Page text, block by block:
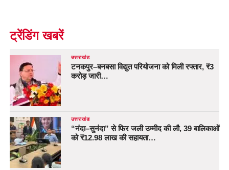
ट्रेंडिंग खबरें
उत्तराखंड
टनकपुर–बनबसा विद्युत परियोजना को मिली रफ्तार, ₹3
करोड़ जारी…
उत्तराखंड
“नंदा–सुनंदा” से फिर जली उम्मीद की लौ, 39 बालिकाओं
को ₹12.98 लाख की सहायता…